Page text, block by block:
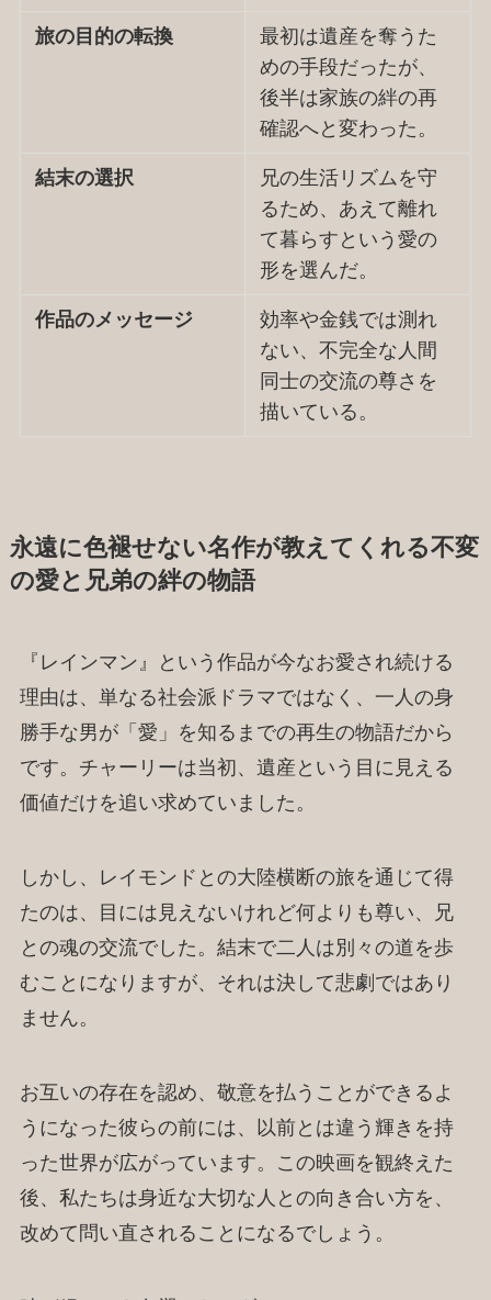
旅の目的の転換
最初は遺産を奪うた
めの手段だったが、
後半は家族の絆の再
確認へと変わった。
結末の選択
兄の生活リズムを守
るため、あえて離れ
て暮らすという愛の
形を選んだ。
作品のメッセージ
効率や金銭では測れ
ない、不完全な人間
同士の交流の尊さを
描いている。
永遠に色褪せない名作が教えてくれる不変
の愛と兄弟の絆の物語
『レインマン』という作品が今なお愛され続ける
理由は、単なる社会派ドラマではなく、一人の身
勝手な男が「愛」を知るまでの再生の物語だから
です。チャーリーは当初、遺産という目に見える
価値だけを追い求めていました。
しかし、レイモンドとの大陸横断の旅を通じて得
たのは、目には見えないけれど何よりも尊い、兄
との魂の交流でした。結末で二人は別々の道を歩
むことになりますが、それは決して悲劇ではあり
ません。
お互いの存在を認め、敬意を払うことができるよ
うになった彼らの前には、以前とは違う輝きを持
った世界が広がっています。この映画を観終えた
後、私たちは身近な大切な人との向き合い方を、
改めて問い直されることになるでしょう。